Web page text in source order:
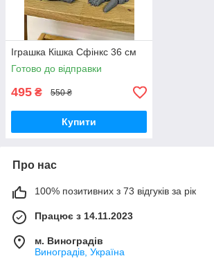
Іграшка Кішка Сфінкс 36 см
Готово до відправки
495 ₴ 550 ₴
Купити
Про нас
100% позитивних з 73 відгуків за рік
Працює з 14.11.2023
м. Виноградів
Виноградів, Україна